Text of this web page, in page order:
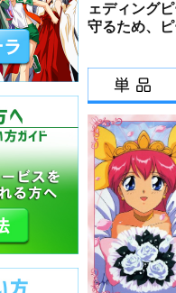
ェディング
守るため、